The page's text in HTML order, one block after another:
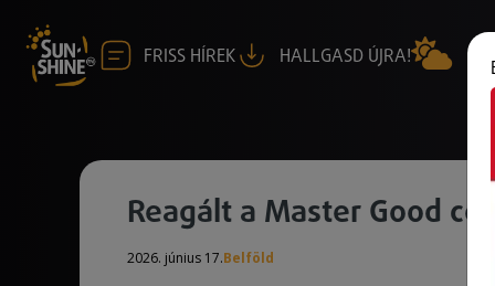
FRISS HÍREK HALLGASD ÚJRA!
Reagált a Master Good
2026. június 17.Belföld